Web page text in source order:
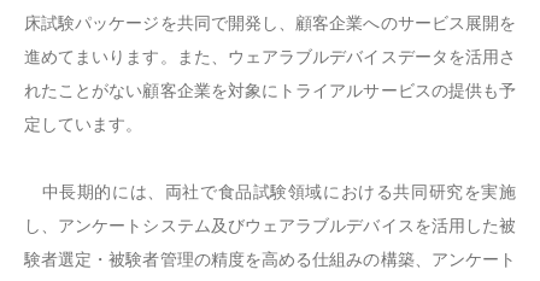
床試験パッケージを共同で開発し、顧客企業へのサービス展開を
進めてまいります。また、ウェアラブルデバイスデータを活用さ
れたことがない顧客企業を対象にトライアルサービスの提供も予
定しています。
中長期的には、両社で食品試験領域における共同研究を実施
し、アンケートシステム及びウェアラブルデバイスを活用した被
験者選定・被験者管理の精度を高める仕組みの構築、アンケート